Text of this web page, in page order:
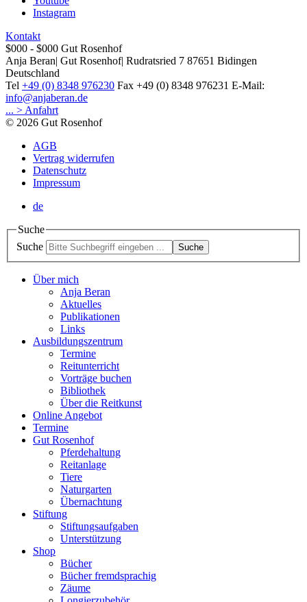
Instagram
Kontakt
$000 - $000 Gut Rosenhof
Anja Beran| Gut Rosenhof| Rudratsried 7 87651 Bidingen
Deutschland
Tel +49 (0) 8348 976230 Fax +49 (0) 8348 976231 E-Mail:
info@anjaberan.de
... > Anfahrt
© 2026 Gut Rosenhof
AGB
Vertrag widerrufen
Datenschutz
Impressum
de
Suche
Suche
Suche
Über mich
Anja Beran
Aktuelles
Publikationen
Links
Ausbildungszentrum
Termine
Reitunterricht
Vorträge buchen
Bibliothek
Über die Reitkunst
Online Angebot
Termine
Gut Rosenhof
Pferdehaltung
Reitanlage
Tiere
Naturgarten
Übernachtung
Stiftung
Stiftungsaufgaben
Unterstützung
Shop
Bücher
Bücher fremdsprachig
Zäume